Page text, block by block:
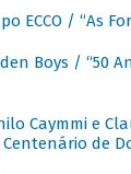
ECCO / “As
Boys / “50
Caymmi e
de